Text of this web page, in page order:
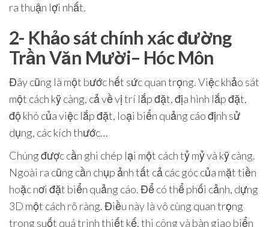
ra thuận lợi nhất.
2- Khảo sát chính xác đường
Trần Văn Mười– Hóc Môn
Đây cũng là một bước hết sức quan trọng. Việc khảo sát
một cách kỹ càng, cả về vị trí lắp đặt, địa hình lắp đặt,
độ khó của việc lắp đặt, loại biển quảng cáo định sử
dụng, các kích thước…
Chúng được cần ghi chép lại một cách tỷ mỷ và kỹ càng.
Ngoài ra cũng cần chụp ảnh tất cả các góc của mặt tiền
hoặc nơi đặt biển quảng cáo. Để có thể phối cảnh, dựng
3D một cách rõ ràng. Điều này là vô cùng quan trọng
trong suốt quá trình thiết kế, thi công và bàn giao biển